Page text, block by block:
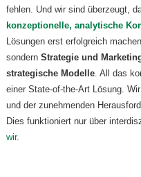
fehlen. Und wir sind überzeugt,
konzeptionelle, analytische
Lösungen erst erfolgreich
sondern Strategie und
strategische Modelle. All das
einer State-of-the-Art Lösung.
und der zunehmenden
Dies funktioniert nur über
wir.